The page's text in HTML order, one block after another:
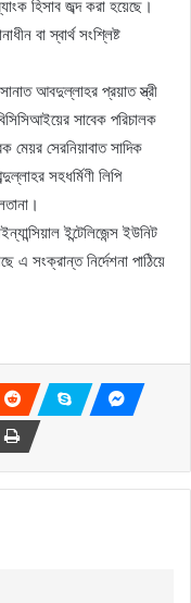
হিসাব জব্দ করা হয়েছে।
বা স্বার্থ সংশ্লিষ্ট
আবদুল্লাহর প্রয়াত স্ত্রী
সাবেক পরিচালক
মেয়র সেরনিয়াবাত সাদিক
সহধর্মিণী লিপি
ইন্টেলিজেন্স ইউনিট
এ সংক্রান্ত নির্দেশনা পাঠিয়ে